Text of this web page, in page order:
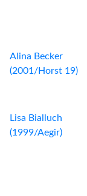
Alina Becker
(2001/Horst 19)
Lisa Bialluch
(1999/Aegir)